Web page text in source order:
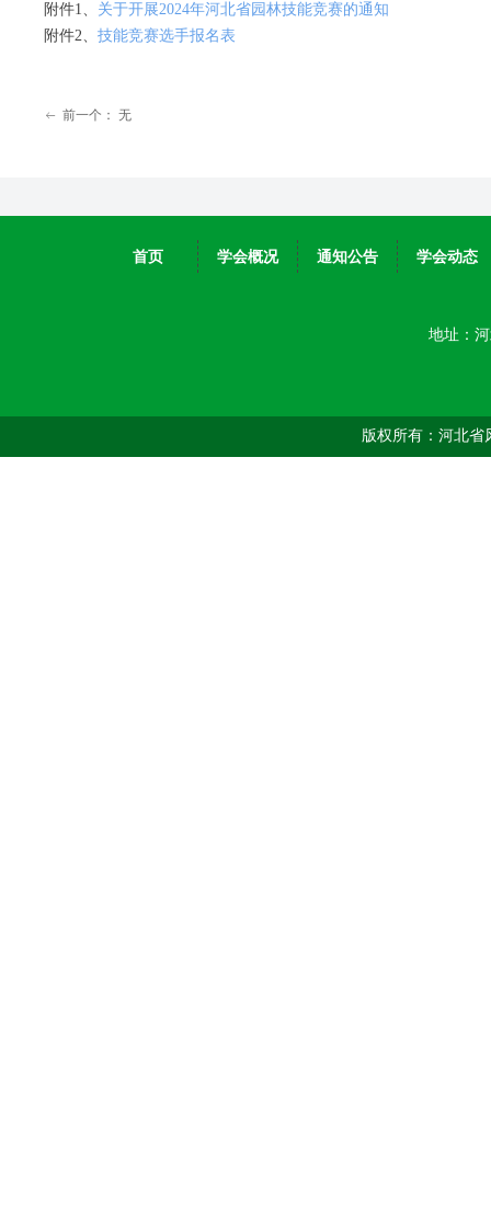
附件1、 关于开展2024年河北省园林技能竞赛的通知
附件2、 技能竞赛选手报名表
ꂃ 前一个： 无
地址：
首页 学会概况 通知公告 学会动态
版权所有：河北